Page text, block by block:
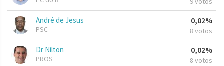
André de Jesus
PSC
0,02%
8 votos
Dr Nilton
PROS
0,02%
8 votos